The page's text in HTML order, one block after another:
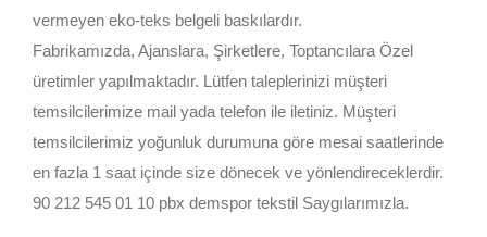
vermeyen eko-teks belgeli baskılardır.
Fabrikamızda, Ajanslara, Şirketlere, Toptancılara Özel
üretimler yapılmaktadır. Lütfen taleplerinizi müşteri
temsilcilerimize mail yada telefon ile iletiniz. Müşteri
temsilcilerimiz yoğunluk durumuna göre mesai saatlerinde
en fazla 1 saat içinde size dönecek ve yönlendireceklerdir.
90 212 545 01 10 pbx demspor tekstil Saygılarımızla.